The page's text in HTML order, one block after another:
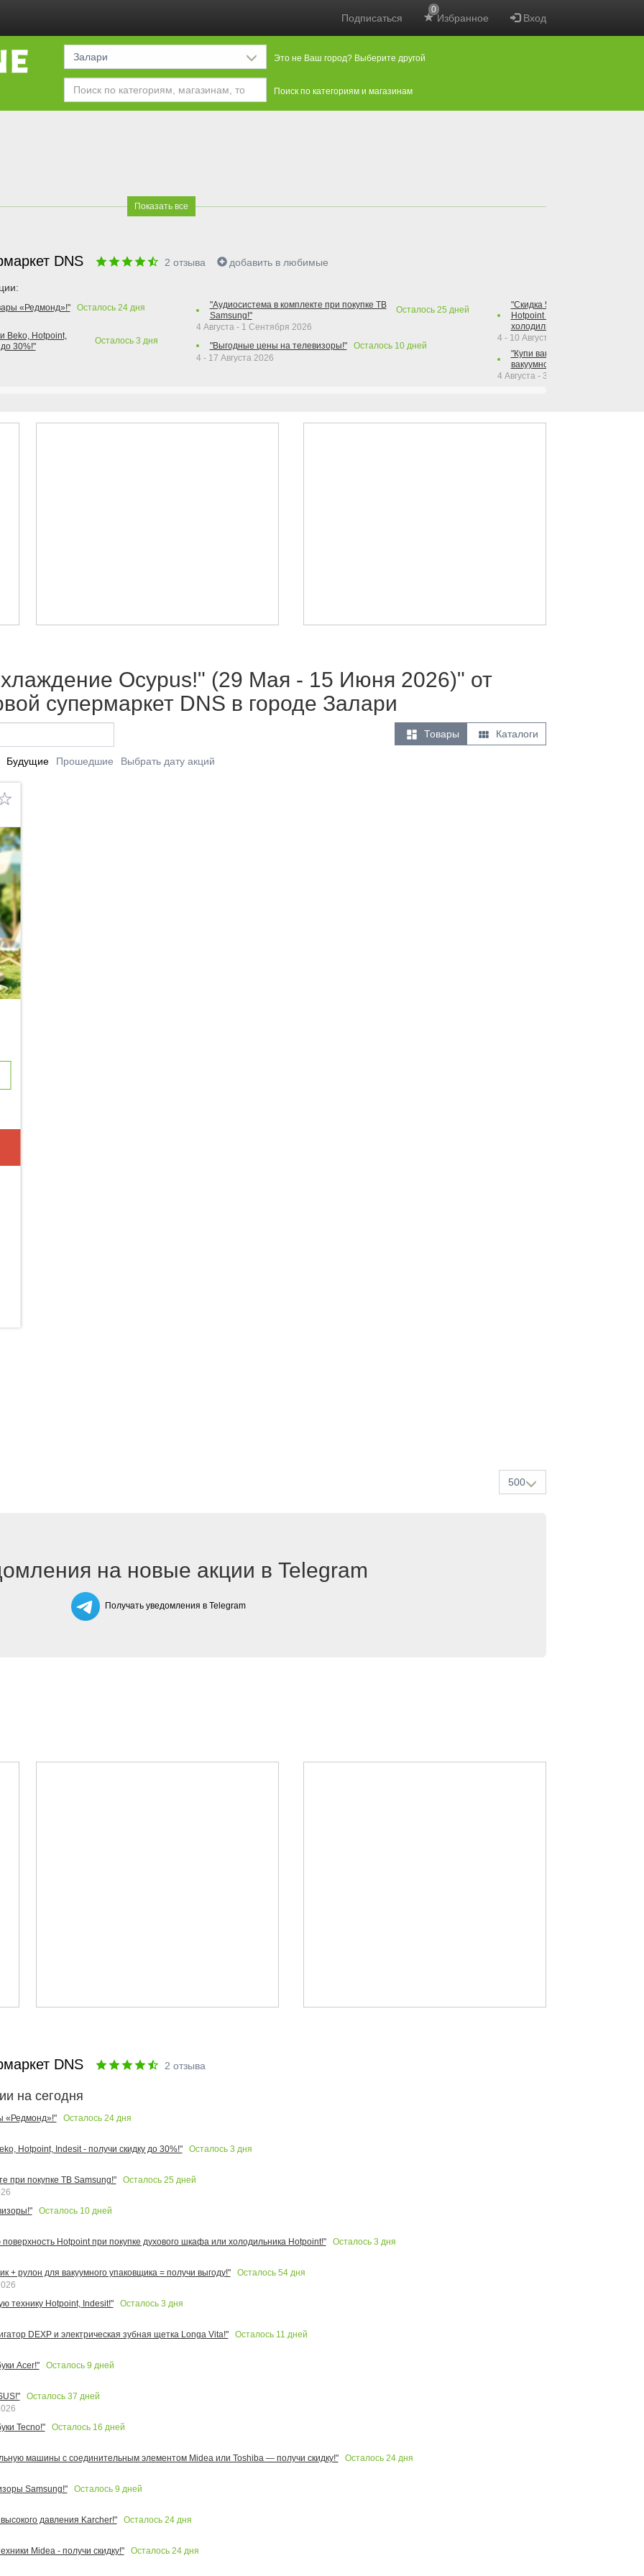
Подписаться Избранное
0
Вход
Залари Это не Ваш город? Выберите другой
Поиск по категориям и магазинам
Показать все
DNS 2 отзыва добавить в любимые
«Редмонд»!" Осталось 24дня
Beko, Hotpoint,
30%!"
Осталось 3 дня
"Аудиосистема в комплекте при покупке ТВ
Samsung!"
Осталось 25 дней
4 Августа - 1 Сентября 2026
"Выгодные цены на телевизоры!"
Осталось 10дней
4 - 17 Августа 2026
"Скидка 50% на варочную
Hotpoint при покупке духового
холодильника Hotpoint!"
4 - 10 Августа 2026
"Купи вакуумный упаковщик +
вакуумного упаковщика =
4 Августа - 30 Сентября 2026
Ocypus!" (29 Мая - 15 Июня 2026)" от
супермаркет DNS в городе Залари
 Товары  Каталоги
Будущие Прошедшие Выбрать дату акций
500
на новые акции в Telegram
Получать уведомления в Telegram
DNS 2 отзыва
на сегодня
«Редмонд»!" Осталось 24дня
Hotpoint, Indesit - получи скидку до 30%!" Осталось 3 дня
при покупке ТВ Samsung!" Осталось 25 дней
Осталось 10дней
Hotpoint при покупке духового шкафа или холодильника Hotpoint!" Осталось 3 дня
+ рулон для вакуумного упаковщика = получи выгоду!" Осталось 54дня
технику Hotpoint, Indesit!"
Осталось 3 дня
DEXP и электрическая зубная щетка Longa Vita!" Осталось 11 дней
Acer!" Осталось 9 дней
Осталось 37 дней
Tecno!"
Осталось 16 дней
машины с соединительным элементом Midea или Toshiba — получи скидку!" Осталось 24дня
Samsung!" Осталось 9 дней
давления Karcher!" Осталось 24дня
Midea - получи скидку!" Осталось 24дня